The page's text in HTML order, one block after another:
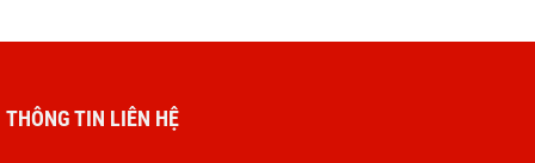
THÔNG TIN LIÊN HỆ